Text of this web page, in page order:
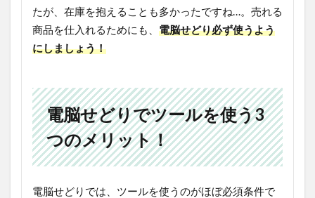
たが、在庫を抱えることも多かったですね…。売れる
商品を仕入れるためにも、 電脳せどり必ず使うよう
にしましょう！
電脳せどりでツールを使う3
つのメリット！
電脳せどりでは、ツールを使うのがほぼ必須条件で